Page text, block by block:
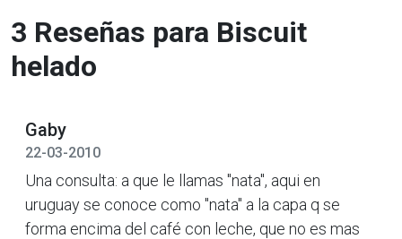
3 Reseñas para Biscuit
helado
Gaby
22-03-2010
Una consulta: a que le llamas "nata", aqui en
uruguay se conoce como "nata" a la capa q se
forma encima del café con leche, que no es mas